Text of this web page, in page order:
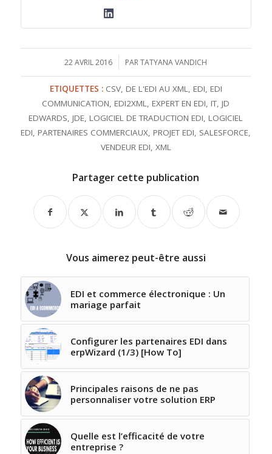
22 AVRIL 2016
/ PARTATYANA VANDICH
ETIQUETTES : CSV, DE L'EDI AU XML, EDI, EDI
COMMUNICATION,EDI2XML,EXPERT EN EDI,IT,JD
EDWARDS,JDE,LOGICIEL DE TRADUCTION EDI,LOGICIEL
EDI,PARTENAIRES COMMERCIAUX,PROJET EDI, SALESFORCE,
VENDEUR EDI, XML
Partager cette publication
Vous aimerez peut-être aussi
EDI et commerce électronique : Un
mariage parfait
Configurer les partenaires EDI dans
erpWizard (1/3) [How To]
Principales raisons de ne pas
personnaliser votre solution ERP
Quelle est l’efficacité de votre
entreprise ?